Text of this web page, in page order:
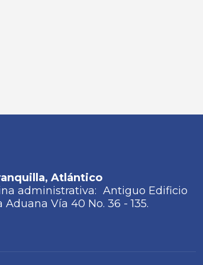
Atlántico
administrativa: Antiguo Edificio
Aduana Vía 40 No. 36 - 135.